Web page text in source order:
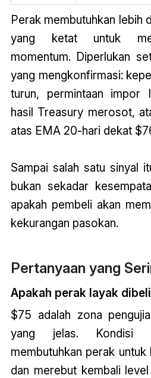
Perak membutuhkan lebih
yang ketat untuk
momentum. Diperlukan
yang mengkonfirmasi:
turun, permintaan impor
hasil Treasury merosot,
atas EMA 20-hari dekat
Sampai salah satu sinyal
bukan sekadar
apakah pembeli akan
kekurangan pasokan.
Pertanyaan yang
Apakah perak layak
$75 adalah zona
yang jelas. Kondisi
membutuhkan perak
dan merebut kembali